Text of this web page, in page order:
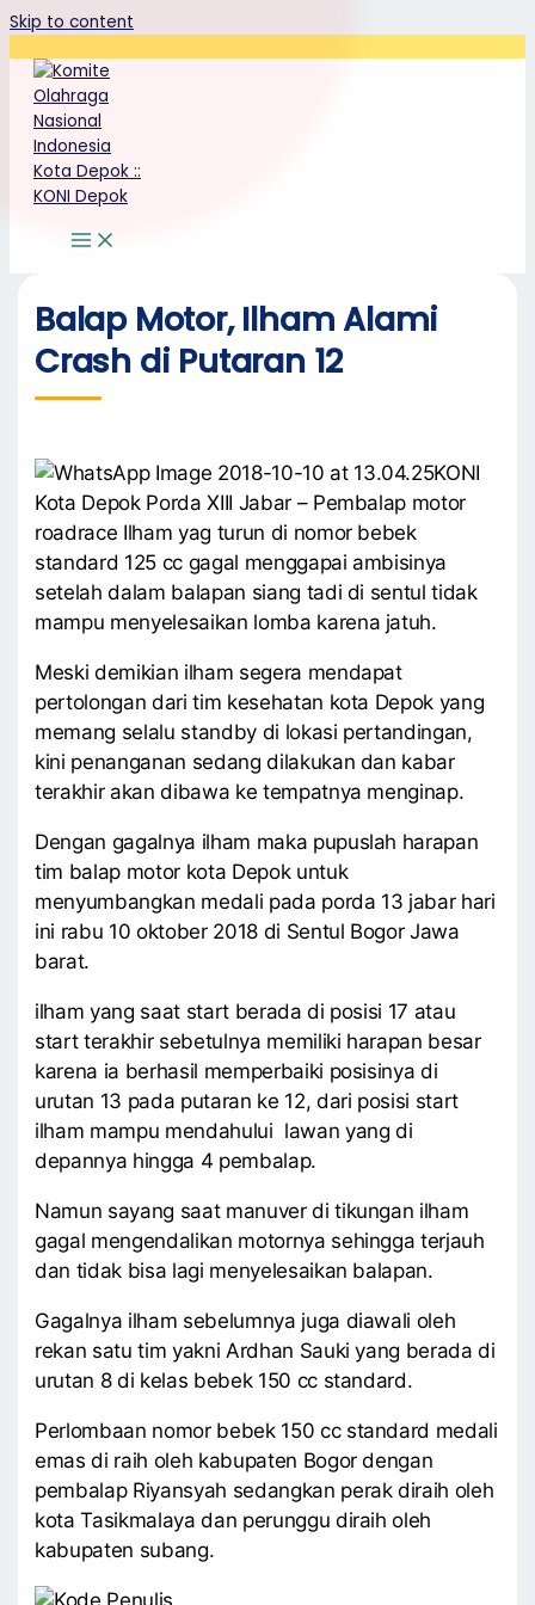
Skip to content
Balap Motor, Ilham Alami
Crash di Putaran 12
KONI
Kota Depok Porda XIII Jabar – Pembalap motor
roadrace Ilham yag turun di nomor bebek
standard 125 cc gagal menggapai ambisinya
setelah dalam balapan siang tadi di sentul tidak
mampu menyelesaikan lomba karena jatuh.
Meski demikian ilham segera mendapat
pertolongan dari tim kesehatan kota Depok yang
memang selalu standby di lokasi pertandingan,
kini penanganan sedang dilakukan dan kabar
terakhir akan dibawa ke tempatnya menginap.
Dengan gagalnya ilham maka pupuslah harapan
tim balap motor kota Depok untuk
menyumbangkan medali pada porda 13 jabar hari
ini rabu 10 oktober 2018 di Sentul Bogor Jawa
barat.
ilham yang saat start berada di posisi 17 atau
start terakhir sebetulnya memiliki harapan besar
karena ia berhasil memperbaiki posisinya di
urutan 13 pada putaran ke 12, dari posisi start
ilham mampu mendahului lawan yang di
depannya hingga 4 pembalap.
Namun sayang saat manuver di tikungan ilham
gagal mengendalikan motornya sehingga terjauh
dan tidak bisa lagi menyelesaikan balapan.
Gagalnya ilham sebelumnya juga diawali oleh
rekan satu tim yakni Ardhan Sauki yang berada di
urutan 8 di kelas bebek 150 cc standard.
Perlombaan nomor bebek 150 cc standard medali
emas di raih oleh kabupaten Bogor dengan
pembalap Riyansyah sedangkan perak diraih oleh
kota Tasikmalaya dan perunggu diraih oleh
kabupaten subang.